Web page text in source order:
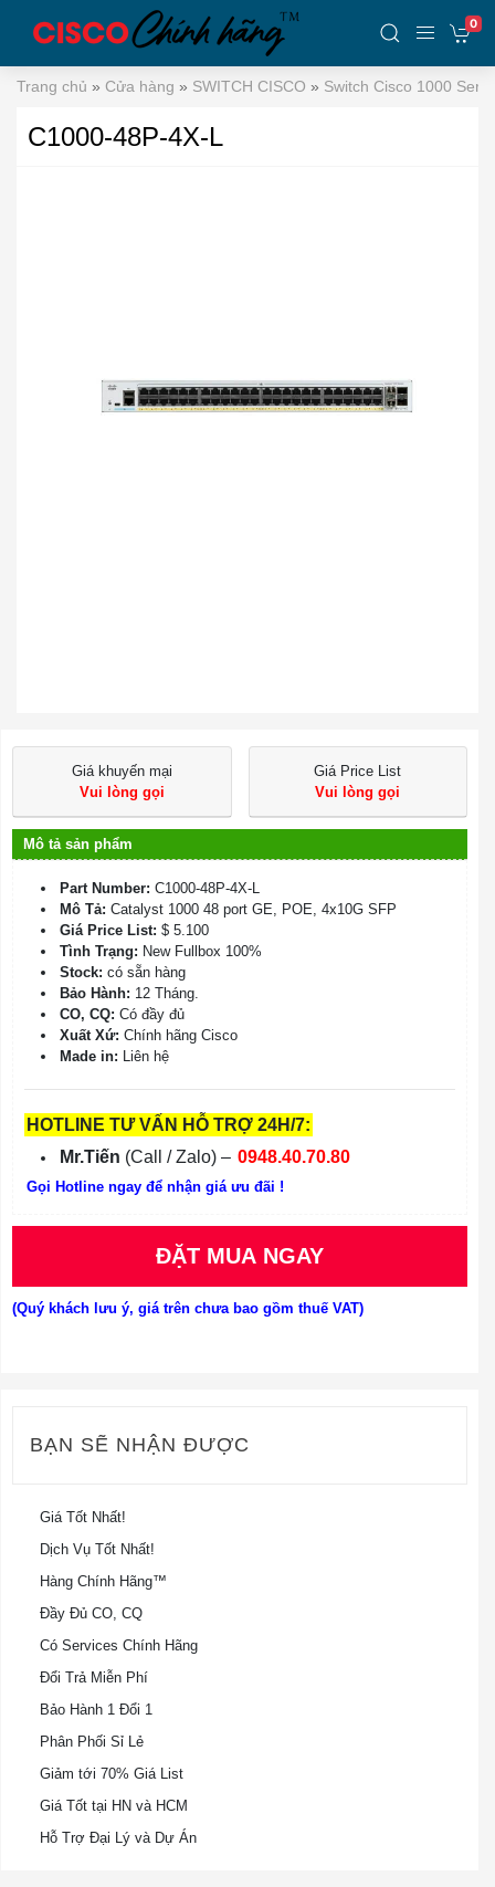
0
Trang chủ » Cửa hàng » SWITCH CISCO » Switch Cisco 1000
C1000-48P-4X-L
Giá khuyến mại
Vui lòng gọi
Giá Price List
Vui lòng gọi
Mô tả sản phẩm
Part Number: C1000-48P-4X-L
Mô Tả: Catalyst 1000 48 port GE, POE, 4x10G SFP
Giá Price List: $ 5.100
Tình Trạng: New Fullbox 100%
Stock: có sẵn hàng
Bảo Hành: 12 Tháng.
CO, CQ: Có đầy đủ
Xuất Xứ: Chính hãng Cisco
Made in: Liên hệ
HOTLINE TƯ VẤN HỖ TRỢ 24H/7:
Mr.Tiến (Call / Zalo) – 0948.40.70.80
Gọi Hotline ngay để nhận giá ưu đãi !
ĐẶT MUA NGAY
(Quý khách lưu ý, giá trên chưa bao gồm thuế VAT)
BẠN SẼ NHẬN ĐƯỢC
Giá Tốt Nhất!
Dịch Vụ Tốt Nhất!
Hàng Chính Hãng™
Đầy Đủ CO, CQ
Có Services Chính Hãng
Đổi Trả Miễn Phí
Bảo Hành 1 Đổi 1
Phân Phối Sỉ Lẻ
Giảm tới 70% Giá List
Giá Tốt tại HN và HCM
Hỗ Trợ Đại Lý và Dự Án